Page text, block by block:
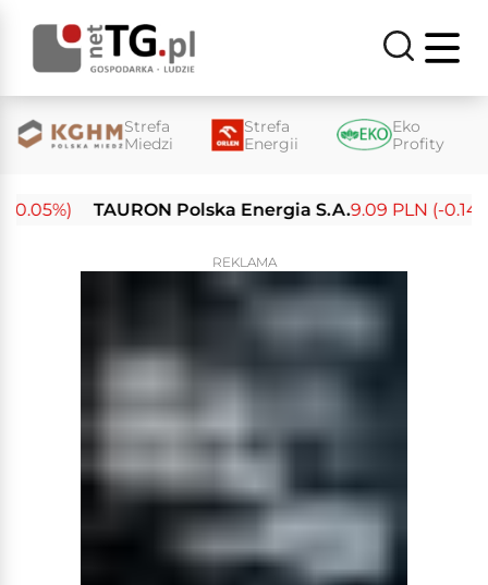
Strefa
Miedzi
Strefa
Energii
Eko
Profity
TAURON Polska Energia S.A.9.09 PLN (-0.14%)
REKLAMA